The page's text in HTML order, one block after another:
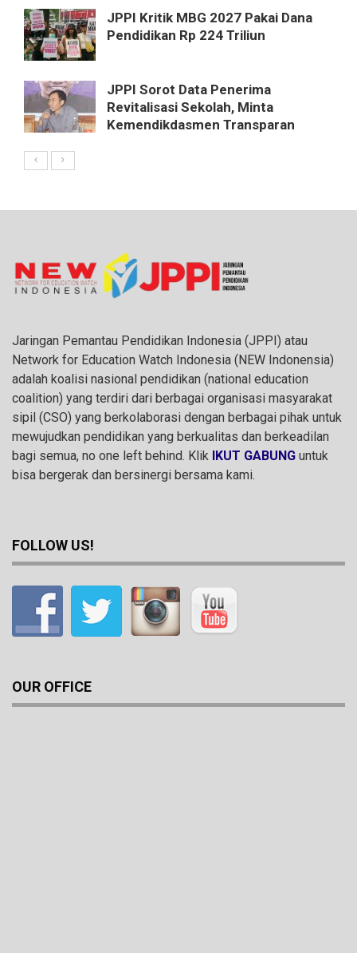
JPPI Kritik MBG 2027 Pakai Dana
Pendidikan Rp 224 Triliun
JPPI Sorot Data Penerima
Revitalisasi Sekolah, Minta
Kemendikdasmen Transparan
Jaringan Pemantau Pendidikan Indonesia (JPPI) atau
Network for Education Watch Indonesia (NEW Indonensia)
adalah koalisi nasional pendidikan (national education
coalition) yang terdiri dari berbagai organisasi masyarakat
sipil (CSO) yang berkolaborasi dengan berbagai pihak untuk
mewujudkan pendidikan yang berkualitas dan berkeadilan
bagi semua, no one left behind. Klik IKUT GABUNG untuk
bisa bergerak dan bersinergi bersama kami.
FOLLOW US!
OUR OFFICE